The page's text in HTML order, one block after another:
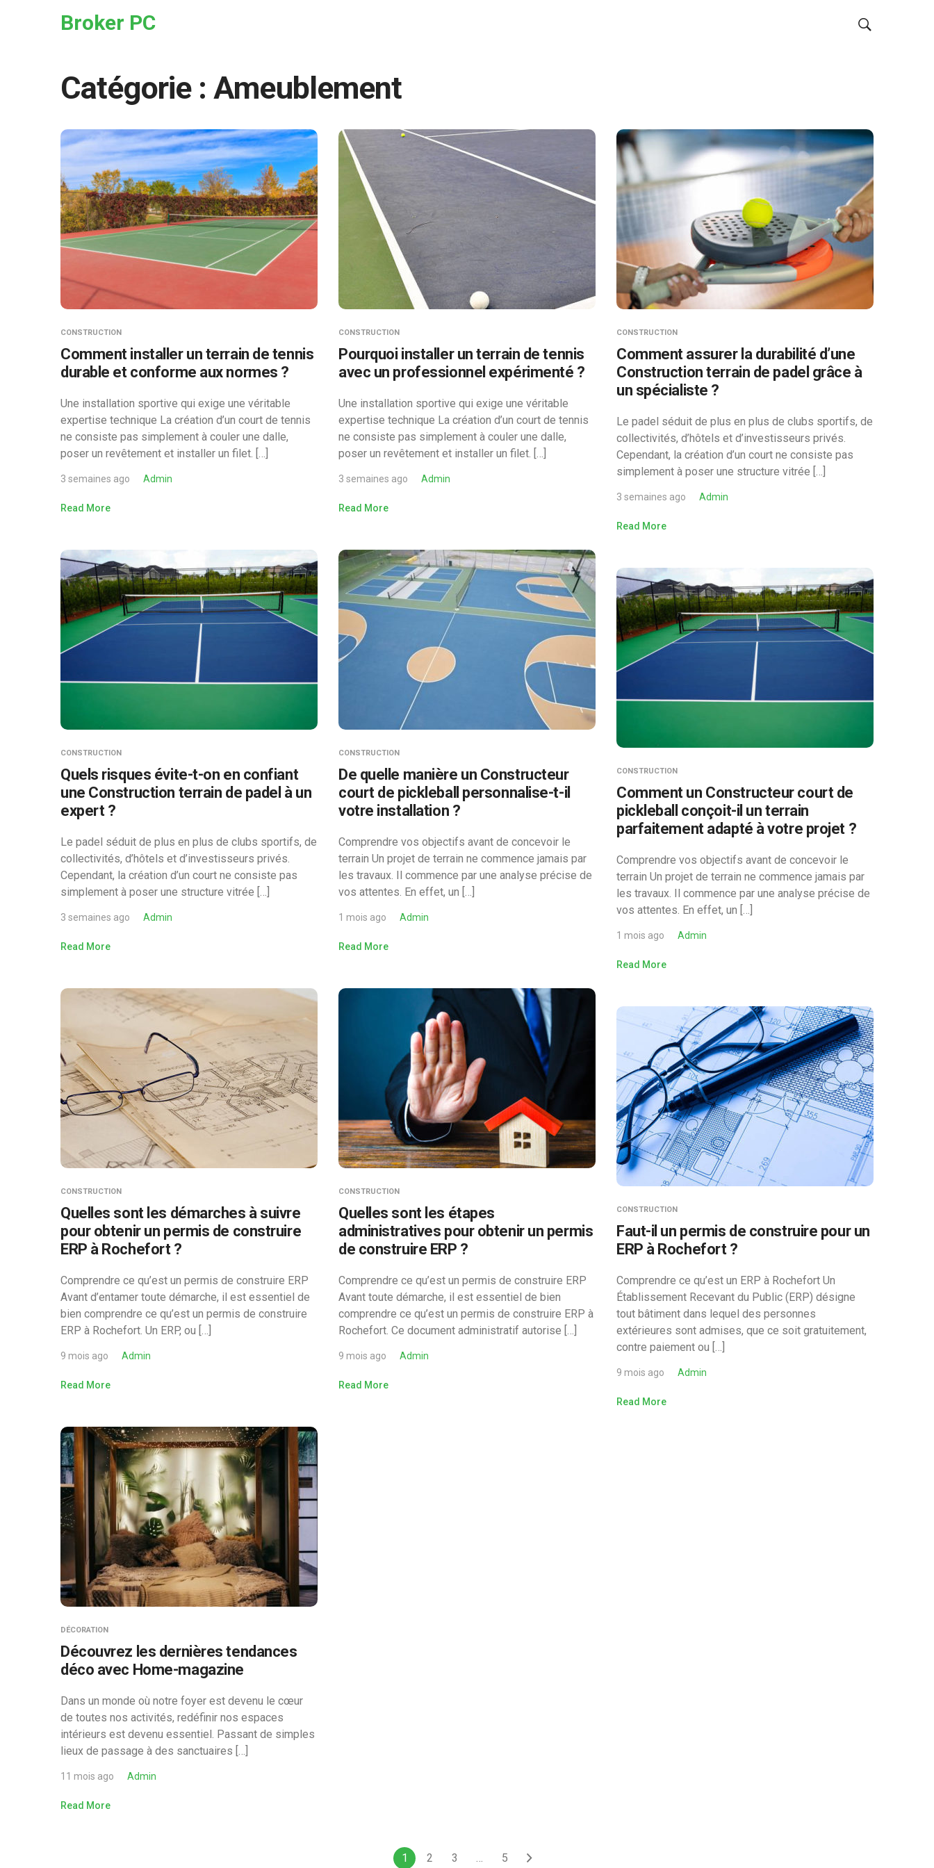
Broker PC
Catégorie :Ameublement
CONSTRUCTION
Comment installer un terrain de tennis
durable et conforme aux normes ?
Une installation sportive qui exige une véritable
expertise technique La création d’un court de tennis
ne consiste pas simplement à couler une dalle,
poser un revêtement et installer un filet. […]
3 semaines ago Admin
Read More
CONSTRUCTION
Pourquoi installer un terrain de tennis
avec un professionnel expérimenté ?
Une installation sportive qui exige une véritable
expertise technique La création d’un court de tennis
ne consiste pas simplement à couler une dalle,
poser un revêtement et installer un filet. […]
3 semaines ago Admin
Read More
CONSTRUCTION
Comment assurer la durabilité d’une
Construction terrain de padel grâce à
un spécialiste ?
Le padel séduit de plus en plus de clubs sportifs, de
collectivités, d’hôtels et d’investisseurs privés.
Cependant, la création d’un court ne consiste pas
simplement à poser une structure vitrée […]
3 semaines ago Admin
Read More
CONSTRUCTION
Quels risques évite-t-on en confiant
une Construction terrain de padel à un
expert ?
Le padel séduit de plus en plus de clubs sportifs, de
collectivités, d’hôtels et d’investisseurs privés.
Cependant, la création d’un court ne consiste pas
simplement à poser une structure vitrée […]
3 semaines ago Admin
Read More
CONSTRUCTION
De quelle manière un Constructeur
court de pickleball personnalise-t-il
votre installation ?
Comprendre vos objectifs avant de concevoir le
terrain Un projet de terrain ne commence jamais par
les travaux. Il commence par une analyse précise de
vos attentes. En effet, un […]
1 mois ago Admin
Read More
CONSTRUCTION
Comment un Constructeur court de
pickleball conçoit-il un terrain
parfaitement adapté à votre projet ?
Comprendre vos objectifs avant de concevoir le
terrain Un projet de terrain ne commence jamais par
les travaux. Il commence par une analyse précise de
vos attentes. En effet, un […]
1 mois ago Admin
Read More
CONSTRUCTION
Quelles sont les démarches à suivre
pour obtenir un permis de construire
ERP à Rochefort ?
Comprendre ce qu’est un permis de construire ERP
Avant d’entamer toute démarche, il est essentiel de
bien comprendre ce qu’est un permis de construire
ERP à Rochefort. Un ERP, ou […]
9 mois ago Admin
Read More
CONSTRUCTION
Quelles sont les étapes
administratives pour obtenir un permis
de construire ERP ?
Comprendre ce qu’est un permis de construire ERP
Avant toute démarche, il est essentiel de bien
comprendre ce qu’est un permis de construire ERP à
Rochefort. Ce document administratif autorise […]
9 mois ago Admin
Read More
CONSTRUCTION
Faut-il un permis de construire pour un
ERP à Rochefort ?
Comprendre ce qu’est un ERP à Rochefort Un
Établissement Recevant du Public (ERP) désigne
tout bâtiment dans lequel des personnes
extérieures sont admises, que ce soit gratuitement,
contre paiement ou […]
9 mois ago Admin
Read More
DÉCORATION
Découvrez les dernières tendances
déco avec Home-magazine
Dans un monde où notre foyer est devenu le cœur
de toutes nos activités, redéfinir nos espaces
intérieurs est devenu essentiel. Passant de simples
lieux de passage à des sanctuaires […]
11 mois ago Admin
Read More
1 2 3 … 5